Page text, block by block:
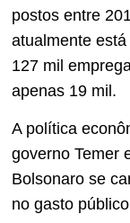
postos entre
atualmente
127 mil
apenas 19 mil.
A política
governo Temer
Bolsonaro se
no gasto